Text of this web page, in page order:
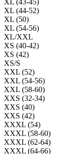
XL (44-52)
XL (50)
XL (54-56)
XL/XXL
XS (40-42)
XS (42)
XS/S
XXL (52)
XXL (54-56)
XXL (58-60)
XXS (32-34)
XXS (40)
XXS (42)
XXXL (54)
XXXL (58-60)
XXXL (62-64)
XXXL (64-66)